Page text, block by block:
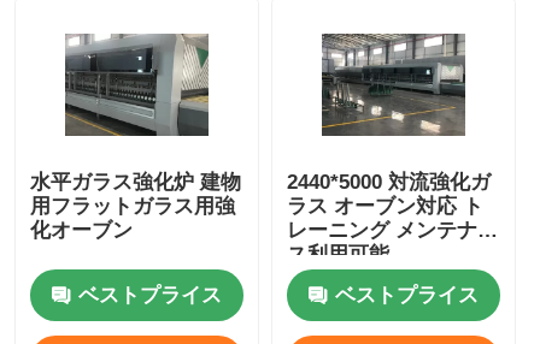
水平ガラス強化炉 建物
用フラットガラス用強
化オーブン
ベストプライス
2440*5000 対流強化ガ
ラス オーブン対応 ト
レーニング メンテナン
ス利用可能
ベストプライス